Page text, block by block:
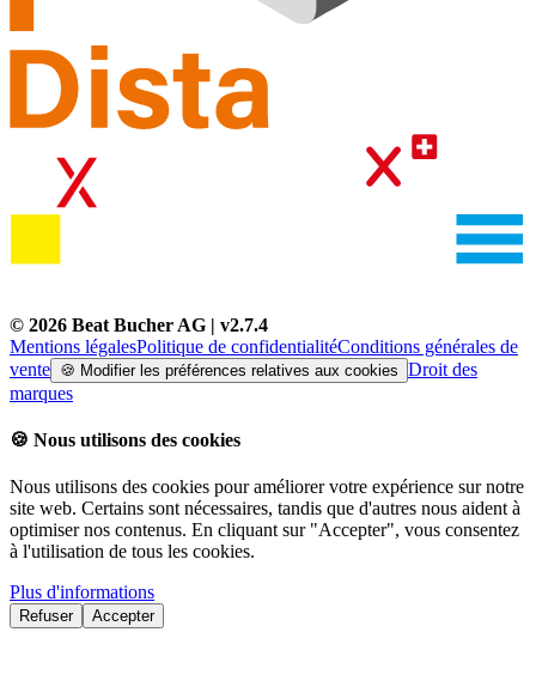
© 2026 Beat Bucher AG | v2.7.4
Mentions légalesPolitique de confidentialitéConditions générales de
vente 🍪 Modifier les préférences relatives aux cookies Droit des
marques
🍪 Nous utilisons des cookies
Nous utilisons des cookies pour améliorer votre expérience sur notre
site web. Certains sont nécessaires, tandis que d'autres nous aident à
optimiser nos contenus. En cliquant sur "Accepter", vous consentez
à l'utilisation de tous les cookies.
Plus d'informations
Refuser Accepter